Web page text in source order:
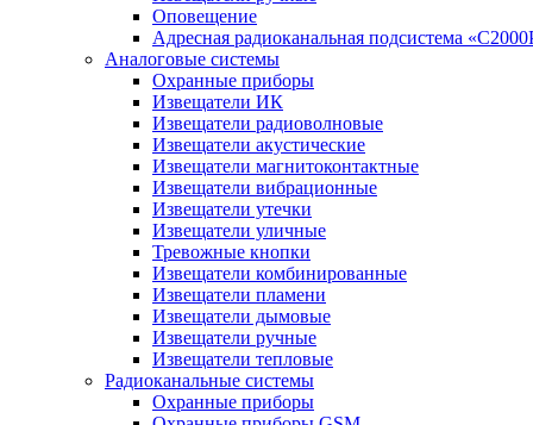
Оповещение
Адресная радиоканальная подсистема
Аналоговые системы
Охранные приборы
Извещатели ИК
Извещатели радиоволновые
Извещатели акустические
Извещатели магнитоконтактные
Извещатели вибрационные
Извещатели утечки
Извещатели уличные
Тревожные кнопки
Извещатели комбинированные
Извещатели пламени
Извещатели дымовые
Извещатели ручные
Извещатели тепловые
Радиоканальные системы
Охранные приборы